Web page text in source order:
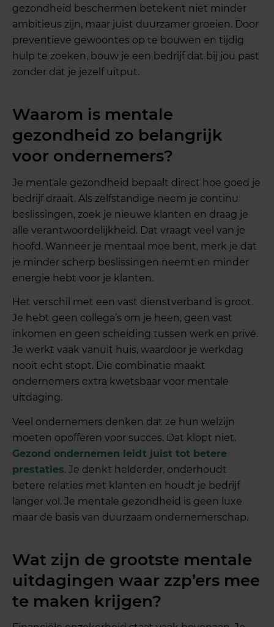
gezondheid beschermen betekent niet minder
ambitieus zijn, maar juist duurzamer groeien. Door
preventieve gewoontes op te bouwen en tijdig
hulp te zoeken, bouw je een bedrijf dat bij jou past
zonder dat je jezelf uitput.
Waarom is mentale
gezondheid zo belangrijk
voor ondernemers?
Je mentale gezondheid bepaalt direct hoe goed je
bedrijf draait. Als zelfstandige neem je continu
beslissingen, zoek je nieuwe klanten en draag je
alle verantwoordelijkheid. Dat vraagt veel van je
hoofd. Wanneer je mentaal moe bent, merk je dat
je minder scherp beslissingen neemt en minder
energie hebt voor je klanten.
Het verschil met een vast dienstverband is groot.
Je hebt geen collega’s om je heen, geen vast
inkomen en geen scheiding tussen werk en privé.
Je werkt vaak vanuit huis, waardoor je werkdag
nooit echt stopt. Die combinatie maakt
ondernemers extra kwetsbaar voor mentale
uitdaging.
Veel ondernemers denken dat ze hun welzijn
moeten opofferen voor succes. Dat klopt niet.
Gezond ondernemen leidt juist tot betere
prestaties. Je denkt helderder, onderhoudt
betere relaties met klanten en houdt je bedrijf
langer vol. Je mentale gezondheid is geen luxe
maar de basis van duurzaam ondernemerschap.
Wat zijn de grootste mentale
uitdagingen waar zzp’ers mee
te maken krijgen?